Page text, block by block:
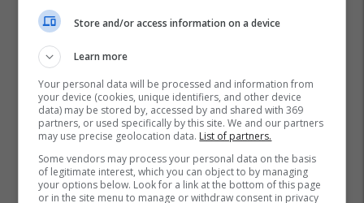
Ministria E Bujqësisë Pylltarisë Dhe Zhvillimit Rural
Store and/or access information on a device
Learn more
Your personal data will be processed and information from
your device (cookies, unique identifiers, and other device
data) may be stored by, accessed by and shared with 369
partners, or used specifically by this site. We and our partners
may use precise geolocation data. List of partners.
Some vendors may process your personal data on the basis
of legitimate interest, which you can object to by managing
your options below. Look for a link at the bottom of this page
or in the site menu to manage or withdraw consent in privacy